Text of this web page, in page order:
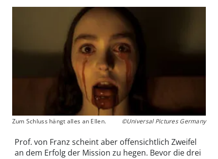
Zum Schluss hängt alles an Ellen. ©Universal Pictures Germany
Prof. von Franz scheint aber offensichtlich Zweifel
an dem Erfolg der Mission zu hegen. Bevor die drei